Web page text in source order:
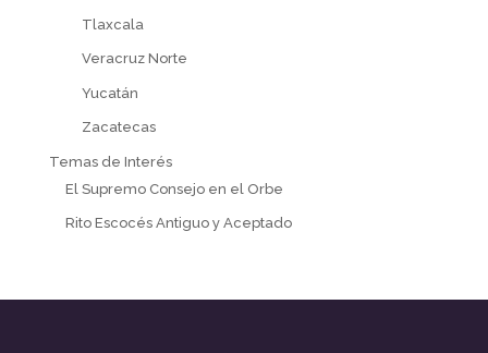
Tlaxcala
Veracruz Norte
Yucatán
Zacatecas
Temas de Interés
El Supremo Consejo en el Orbe
Rito Escocés Antiguo y Aceptado